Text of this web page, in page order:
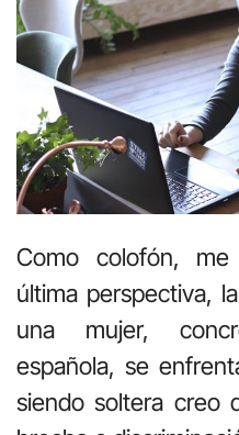
Como colofón,
última perspectiva,
una mujer,
española, se
siendo soltera creo